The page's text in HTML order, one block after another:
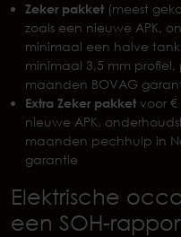
Zeker pakket (meest
zoals een nieuwe APK,
minimaal een halve
minimaal 3,5 mm profiel,
maanden BOVAG
Extra Zeker pakket voor
nieuwe APK,
maanden pechhulp in
garantie
Elektrische
een SOH-